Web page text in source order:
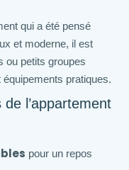
qui a été pensé
et moderne, il est
ou petits groupes
pratiques.
l’appartement
pour un repos